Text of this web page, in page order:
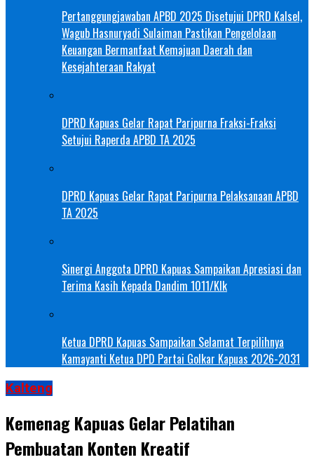
Pertanggungjawaban APBD 2025 Disetujui DPRD Kalsel,
Wagub Hasnuryadi Sulaiman Pastikan Pengelolaan
Keuangan Bermanfaat Kemajuan Daerah dan
Kesejahteraan Rakyat
DPRD Kapuas Gelar Rapat Paripurna Fraksi-Fraksi
Setujui Raperda APBD TA 2025
DPRD Kapuas Gelar Rapat Paripurna Pelaksanaan APBD
TA 2025
Sinergi Anggota DPRD Kapuas Sampaikan Apresiasi dan
Terima Kasih Kepada Dandim 1011/Klk
Ketua DPRD Kapuas Sampaikan Selamat Terpilihnya
Kamayanti Ketua DPD Partai Golkar Kapuas 2026-2031
Kalteng
Kemenag Kapuas Gelar Pelatihan
Pembuatan Konten Kreatif